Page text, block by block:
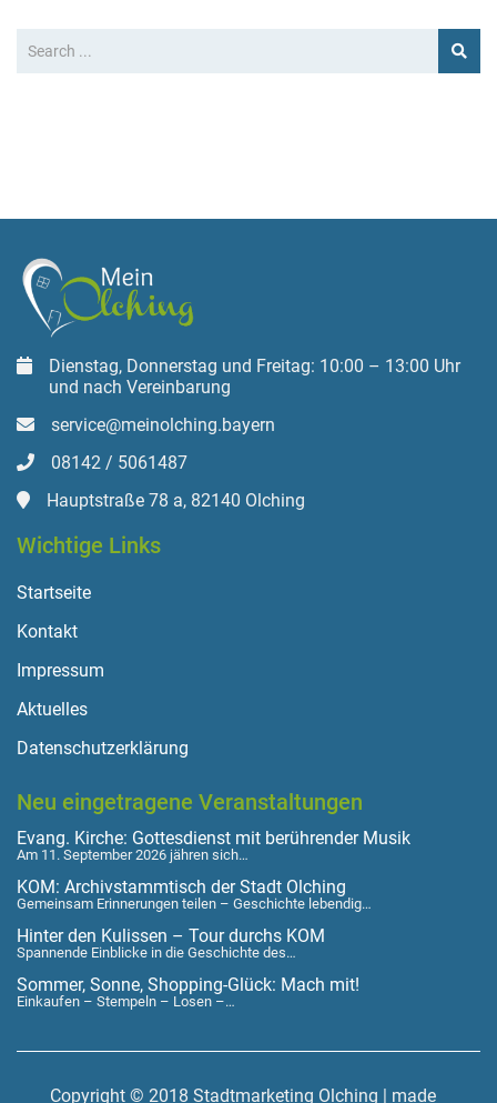
Dienstag, Donnerstag und Freitag: 10:00 – 13:00 Uhr
und nach Vereinbarung
service@meinolching.bayern
08142 / 5061487
Hauptstraße 78 a, 82140 Olching
Wichtige Links
Startseite
Kontakt
Impressum
Aktuelles
Datenschutzerklärung
Neu eingetragene Veranstaltungen
Evang. Kirche: Gottesdienst mit berührender Musik
Am 11. September 2026 jähren sich…
KOM: Archivstammtisch der Stadt Olching
Gemeinsam Erinnerungen teilen – Geschichte lebendig…
Hinter den Kulissen – Tour durchs KOM
Spannende Einblicke in die Geschichte des…
Sommer, Sonne, Shopping-Glück: Mach mit!
Einkaufen – Stempeln – Losen –…
Copyright © 2018 Stadtmarketing Olching | made